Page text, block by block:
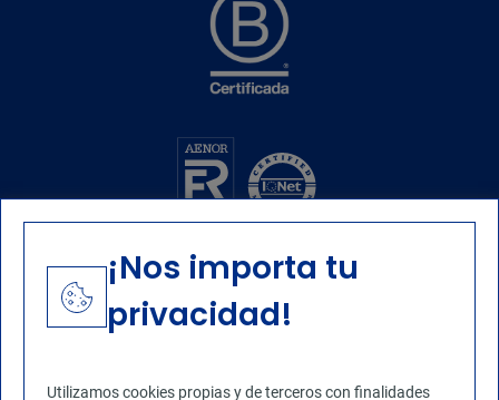
¡Nos importa tu
privacidad!
Utilizamos cookies propias y de terceros con finalidades